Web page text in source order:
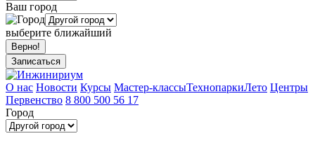
Ваш город
выберите ближайший
Записаться
О нас Новости Курсы Мастер-классыТехнопаркиЛето Центры
Первенство 8 800 500 56 17
Город